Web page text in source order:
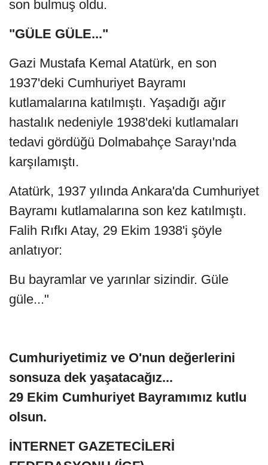
son bulmuş oldu.
"GÜLE GÜLE..."
Gazi Mustafa Kemal Atatürk, en son
1937'deki Cumhuriyet Bayramı
kutlamalarına katılmıştı. Yaşadığı ağır
hastalık nedeniyle 1938'deki kutlamaları
tedavi gördüğü Dolmabahçe Sarayı'nda
karşılamıştı.
Atatürk, 1937 yılında Ankara'da Cumhuriyet
Bayramı kutlamalarına son kez katılmıştı.
Falih Rıfkı Atay, 29 Ekim 1938'i şöyle
anlatıyor:
Bu bayramlar ve yarınlar sizindir. Güle
güle..."
Cumhuriyetimiz ve O'nun değerlerini
sonsuza dek yaşatacağız...
29 Ekim Cumhuriyet Bayramımız kutlu
olsun.
İNTERNET GAZETECİLERİ